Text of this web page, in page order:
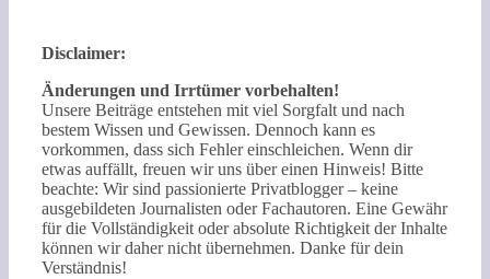
Disclaimer:
Änderungen und Irrtümer vorbehalten!
Unsere Beiträge entstehen mit viel Sorgfalt und nach
bestem Wissen und Gewissen. Dennoch kann es
vorkommen, dass sich Fehler einschleichen. Wenn dir
etwas auffällt, freuen wir uns über einen Hinweis! Bitte
beachte: Wir sind passionierte Privatblogger – keine
ausgebildeten Journalisten oder Fachautoren. Eine Gewähr
für die Vollständigkeit oder absolute Richtigkeit der Inhalte
können wir daher nicht übernehmen. Danke für dein
Verständnis!